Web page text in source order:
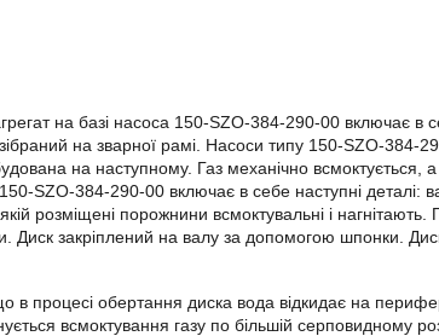
на базі насоса 150-SZO-384-290-00 включає в
на зварної рамі. Насоси типу 150-SZO-384-
на наступному. Газ механічно всмоктується,
SZO-384-290-00 включає в себе наступні деталі:
розміщені порожнини всмоктувальні і
Диск закріплений на валу за допомогою шпонки.
в процесі обертання диска вода відкидає на
всмоктування газу по більшій серповидному